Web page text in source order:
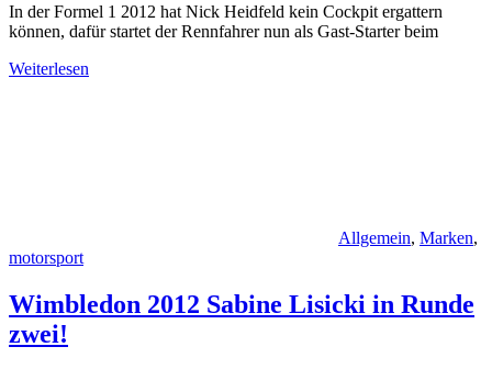
In der Formel 1 2012 hat Nick Heidfeld kein Cockpit ergattern
können, dafür startet der Rennfahrer nun als Gast-Starter beim
Weiterlesen
Allgemein, Marken,
motorsport
Wimbledon 2012 Sabine Lisicki in Runde
zwei!